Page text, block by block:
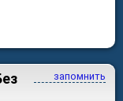
запомнить